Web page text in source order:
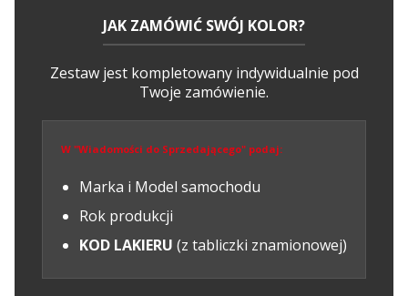
JAK ZAMÓWIĆ SWÓJ KOLOR?
Zestaw jest kompletowany indywidualnie pod
Twoje zamówienie.
W "Wiadomości do Sprzedającego" podaj:
Marka i Model samochodu
Rok produkcji
KOD LAKIERU (z tabliczki znamionowej)